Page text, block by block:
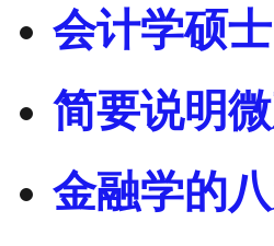
会计学硕
简要说明
金融学的